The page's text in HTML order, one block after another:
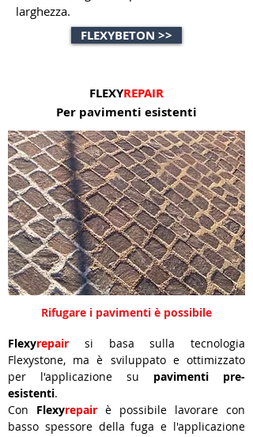
larghezza.
FLEXYBETON >>
FLEXYREPAIR
Per pavimenti esistenti
Rifugare i pavimenti è possibile
Flexyrepair si basa sulla tecnologia
Flexystone, ma è sviluppato e ottimizzato
per l'applicazione su pavimenti pre-
esistenti.
Con Flexyrepair è possibile lavorare con
basso spessore della fuga e l'applicazione